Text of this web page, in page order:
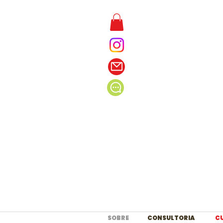
SOBRE CONSULTORIA